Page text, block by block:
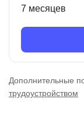
7 месяцев
Дополнительные
трудоустройством